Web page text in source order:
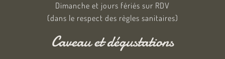
Dimanche et jours fériés sur RDV
(dans le respect des règles sanitaires)
Caveau et dégustations